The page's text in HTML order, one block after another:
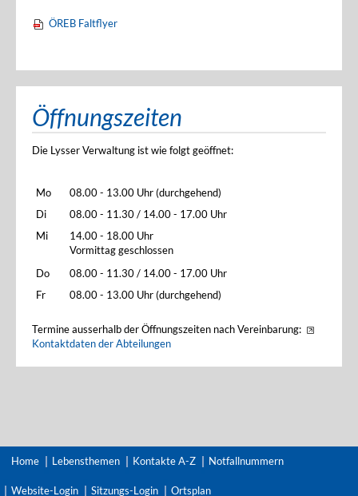
ÖREB Faltflyer
Öffnungszeiten
Die Lysser Verwaltung ist wie folgt geöffnet:
Mo
08.00 - 13.00 Uhr (durchgehend)
Di
08.00 - 11.30 / 14.00 - 17.00 Uhr
Mi
14.00 - 18.00 Uhr
Vormittag geschlossen
Do
08.00 - 11.30 / 14.00 - 17.00 Uhr
Fr
08.00 - 13.00 Uhr (durchgehend)
Termine ausserhalb der Öffnungszeiten nach Vereinbarung:
Kontaktdaten der Abteilungen
Home Lebensthemen Kontakte A-Z Notfallnummern
Website-Login Sitzungs-Login Ortsplan